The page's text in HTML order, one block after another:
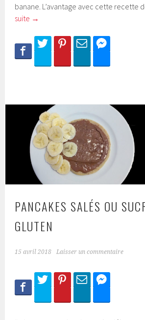
banane. L’avantage avec cette recette
suite →
PANCAKES SALÉS OU
GLUTEN
15 avril 2018 Laisser un commentaire